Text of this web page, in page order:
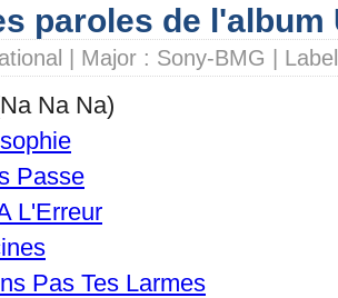
paroles de l'album
| Major : Sony-BMG |
Na Na)
Passe
L'Erreur
Pas Tes Larmes